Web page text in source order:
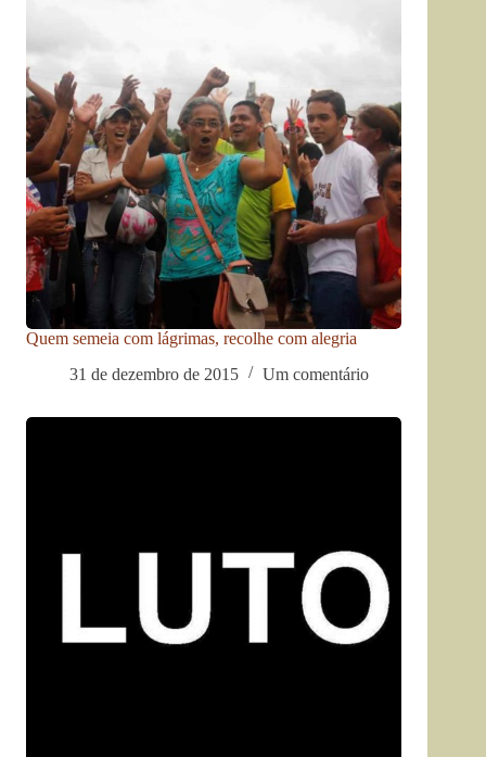
Quem semeia com lágrimas, recolhe com alegria
31 de dezembro de 2015
Um comentário